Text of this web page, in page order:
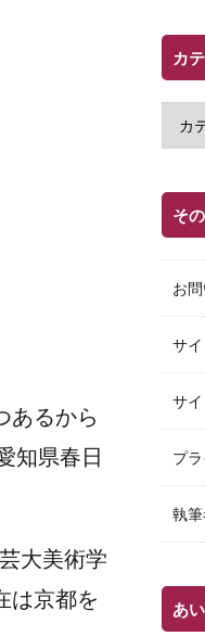
あるから
知県春日
大美術学
は京都を
カ
そ
お
サ
サ
プ
執
あ